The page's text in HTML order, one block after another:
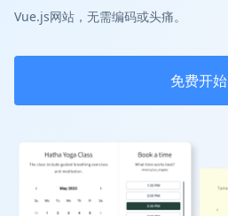
Vue.js网站，无需编码或头痛。
免费开始